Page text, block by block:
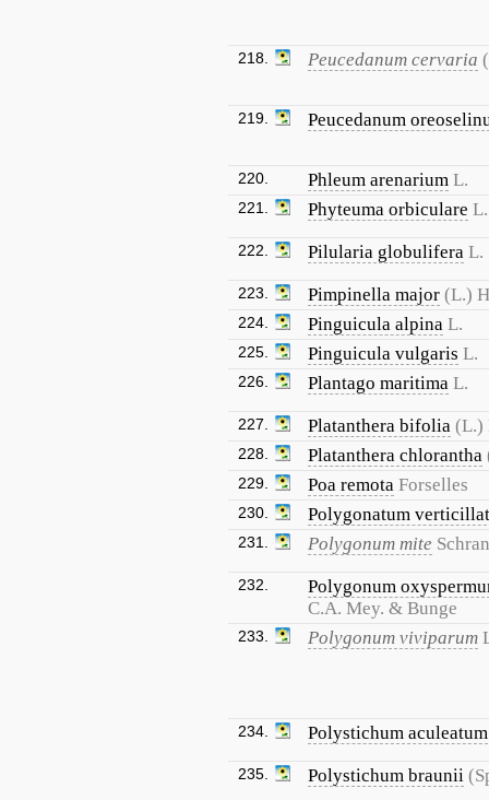
218. Peucedanum cervaria
219. Peucedanum
220. Phleum arenarium L.
221. Phyteuma orbiculare L.
222. Pilularia globulifera L.
223. Pimpinella major (L.)
224. Pinguicula alpina L.
225. Pinguicula vulgaris L.
226. Plantago maritima L.
227. Platanthera bifolia (L.)
228. Platanthera chlorantha
229. Poa remota Forselles
230. Polygonatum
231. Polygonum mite
232.
Polygonum
C.A. Mey. & Bunge
233. Polygonum viviparum
234. Polystichum aculeatum
235. Polystichum braunii